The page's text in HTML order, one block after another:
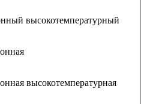
высокотемпературный
высокотемпературная